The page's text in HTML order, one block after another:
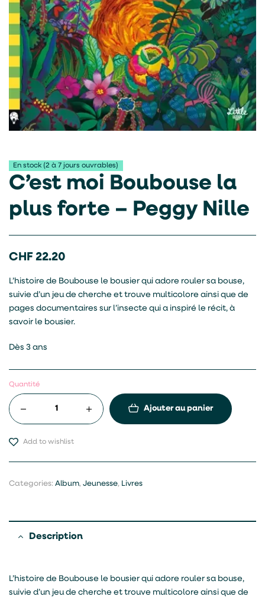
En stock (2 à 7 jours ouvrables)
C’est moi Boubouse la
plus forte – Peggy Nille
CHF 22.20
L’histoire de Boubouse le bousier qui adore rouler sa bouse,
suivie d’un jeu de cherche et trouve multicolore ainsi que de
pages documentaires sur l’insecte qui a inspiré le récit, à
savoir le bousier.
Dès 3 ans
Quantité
Ajouter au panier
Add to wishlist
Categories: Album, Jeunesse, Livres
Description
L’histoire de Boubouse le bousier qui adore rouler sa bouse,
suivie d’un jeu de cherche et trouve multicolore ainsi que de